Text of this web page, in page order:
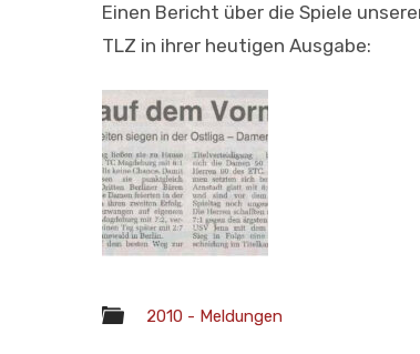
Einen Bericht über die Spiele
TLZ in ihrer heutigen Ausgabe:
2010 - Meldungen